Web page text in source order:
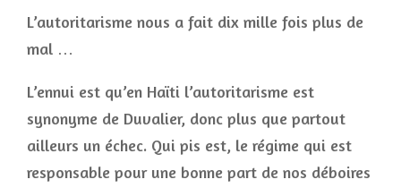
L’autoritarisme nous a fait dix mille fois plus de
mal …
L’ennui est qu’en Haïti l’autoritarisme est
synonyme de Duvalier, donc plus que partout
ailleurs un échec. Qui pis est, le régime qui est
responsable pour une bonne part de nos déboires